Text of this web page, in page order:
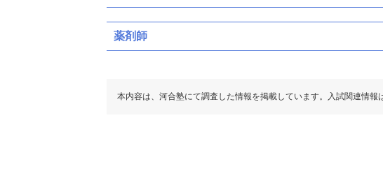
薬剤師
本内容は、河合塾にて調査した情報を掲載しています。入試関連情